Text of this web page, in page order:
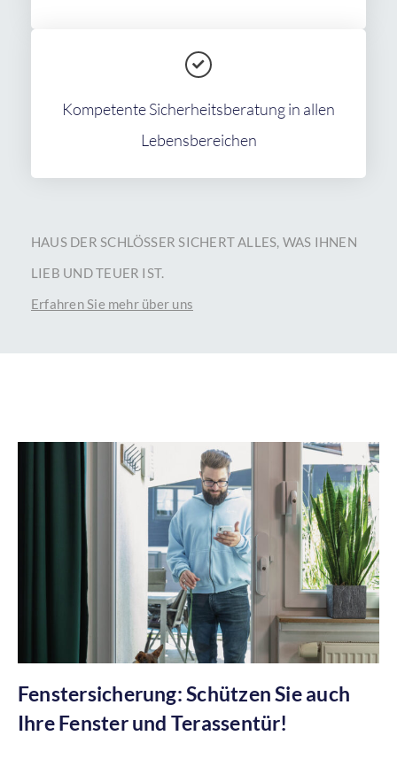
Kompetente Sicherheitsberatung in allen
Lebensbereichen
HAUS DER SCHLÖSSER SICHERT ALLES, WAS IHNEN
LIEB UND TEUER IST.
Erfahren Sie mehr über uns
Fenstersicherung: Schützen Sie auch
Ihre Fenster und Terassentür!